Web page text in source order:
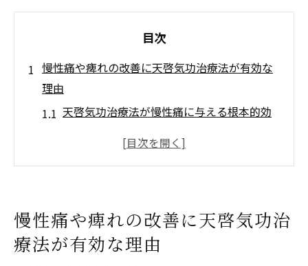
目次
慢性痛や痺れの改善に天啓気功治療法が有効な
理由
天啓気功治療法が慢性痛に与える根本的効
神経損傷の痛みを和らげる天啓気功治療法
れる理由
施術(天啓気功治療や療法)現場で実感する天
慢性痛や痺れの改善に天啓気功治
療法が有効な理由